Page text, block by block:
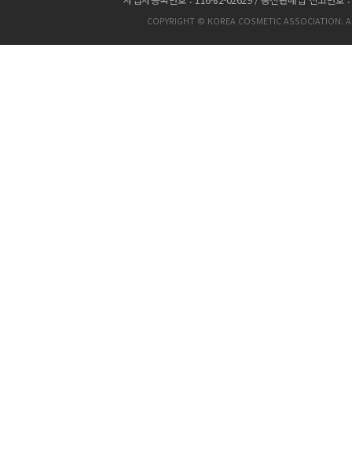
COPYRIGHT © KOREA COSMETIC ASSOCIATION.